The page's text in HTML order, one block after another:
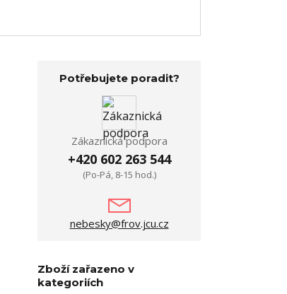
Potřebujete poradit?
Zákaznická podpora
+420 602 263 544
(Po-Pá, 8-15 hod.)
nebesky@frov.jcu.cz
Zboží zařazeno v
kategoriích